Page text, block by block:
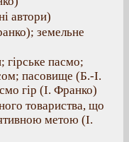
автори)
земельне
гірське пасмо;
пасовище (Б.-І.
гір (І. Франко)
товариства, що
метою (І.